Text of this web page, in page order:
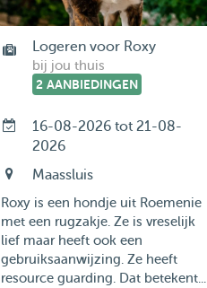
Logeren voor Roxy
bij jou thuis
2 AANBIEDINGEN
16-08-2026 tot 21-08-
2026
Maassluis
Roxy is een hondje uit Roemenie
met een rugzakje. Ze is vreselijk
lief maar heeft ook een
gebruiksaanwijzing. Ze heeft
resource guarding. Dat betekent...